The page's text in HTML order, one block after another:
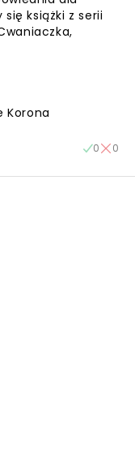
książki z serii
Korona
0 0